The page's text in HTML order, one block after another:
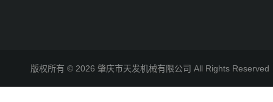
版权所有 © 2026 肇庆市天发机械有限公司 All Rights